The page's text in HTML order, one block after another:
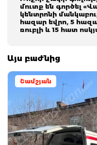
մուտք են գործել
կենտրոնի
հազար եվրո, 5
ռուբլի և 15 հատ
Այս բաժնից
Շամշյան